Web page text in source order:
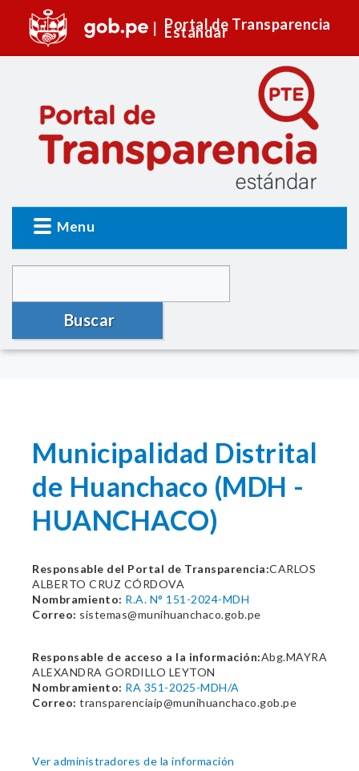
Portal de Transparencia
Estándar
Menu
Buscar
Municipalidad Distrital
de Huanchaco (MDH -
HUANCHACO)
Responsable del Portal de Transparencia:CARLOS
ALBERTO CRUZ CÓRDOVA
Nombramiento: R.A. N° 151-2024-MDH
Correo: sistemas@munihuanchaco.gob.pe
Responsable de acceso a la información:Abg.MAYRA
ALEXANDRA GORDILLO LEYTON
Nombramiento: RA 351-2025-MDH/A
Correo: transparenciaip@munihuanchaco.gob.pe
Ver administradores de la información